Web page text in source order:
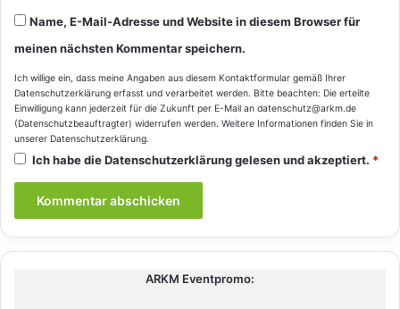
Name, E-Mail-Adresse und Website in diesem Browser für
meinen nächsten Kommentar speichern.
Ich willige ein, dass meine Angaben aus diesem Kontaktformular gemäß Ihrer
Datenschutzerklärung erfasst und verarbeitet werden. Bitte beachten: Die erteilte
Einwilligung kann jederzeit für die Zukunft per E-Mail an datenschutz@arkm.de
(Datenschutzbeauftragter) widerrufen werden. Weitere Informationen finden Sie in
unserer Datenschutzerklärung.
Ich habe dieDatenschutzerklärunggelesen und akzeptiert. *
ARKM Eventpromo: